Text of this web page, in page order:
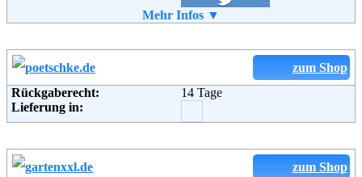
Informationen:
Blog,AGB
Blog ,AGB
Mehr Infos ▼
zum Shop
Rückgaberecht:
14 Tage
Lieferung in:
zum Shop